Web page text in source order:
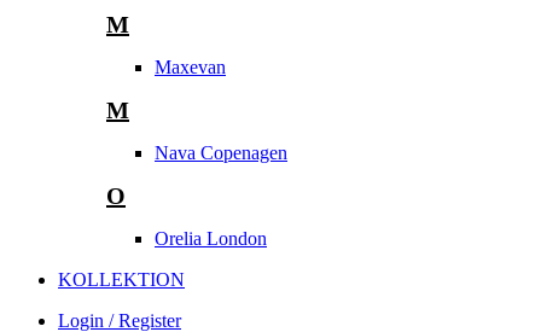
M
Maxevan
M
Nava Copenagen
O
Orelia London
KOLLEKTION
Login / Register